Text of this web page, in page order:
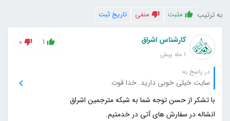
به ترتیب مثبت منفی تاریخ ثبت
کارشناس اشراق
1 ماه پیش
1
0
در پاسخ به:
سایت خیلی خوبی دارید. خدا قوت.
انشاله در سفارش های آتی در خدمتیم.